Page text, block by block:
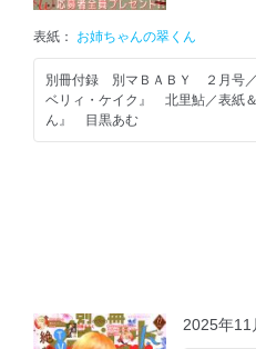
表紙： お姉ちゃんの翠くん
別冊付録 別マＢＡＢＹ ２月号
ベリィ・ケイク』 北里鮎／表紙
ん』 目黒あむ
2025年11